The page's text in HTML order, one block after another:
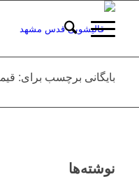
بایگانی برچسب برای:
نوشته‌ها